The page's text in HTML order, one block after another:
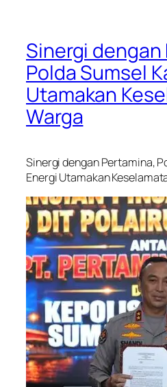
Sinergi dengan
Polda Sumsel
Utamakan
Warga
Sinergi dengan Pertamina,
Energi Utamakan